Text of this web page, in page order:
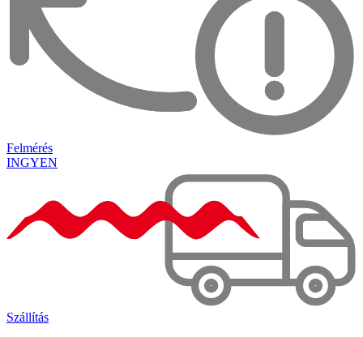
Felmérés
INGYEN
Szállítás